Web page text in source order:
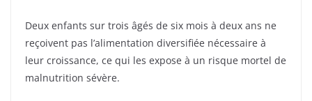
Deux enfants sur trois âgés de six mois à deux ans ne
reçoivent pas l’alimentation diversifiée nécessaire à
leur croissance, ce qui les expose à un risque mortel de
malnutrition sévère.